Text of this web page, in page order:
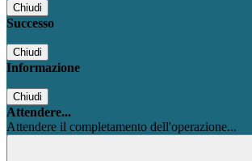
Chiudi
Successo
Chiudi
Informazione
Chiudi
Attendere...
Attendere il completamento dell'operazione...